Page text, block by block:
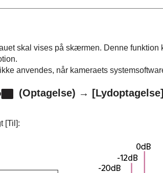
skal vises på skærmen. Denne
anvendes, når kameraets
(Optagelse) → [Lydoptagelse]
[Til]: